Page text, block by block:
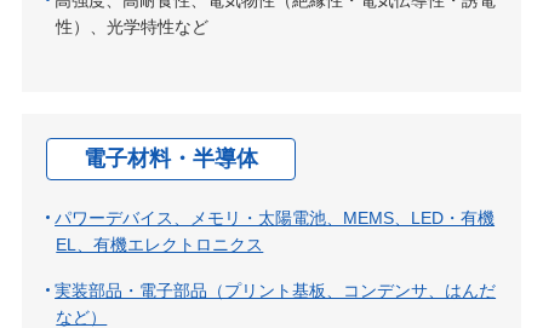
性）、光学特性など
電子材料・半導体
パワーデバイス、メモリ・太陽電池、MEMS、LED・有機
EL、有機エレクトロニクス
実装部品・電子部品（プリント基板、コンデンサ、はんだ
など）